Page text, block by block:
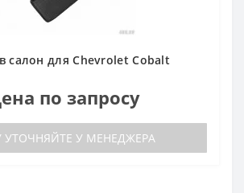
салон для Chevrolet Cobalt
по запросу
УТОЧНЯЙТЕ У МЕНЕДЖЕРА